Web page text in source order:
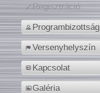
Regisztráció
Programbizottság
Versenyhelyszín
Kapcsolat
Galéria